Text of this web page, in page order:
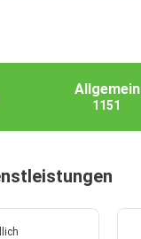
Allgemein
1151